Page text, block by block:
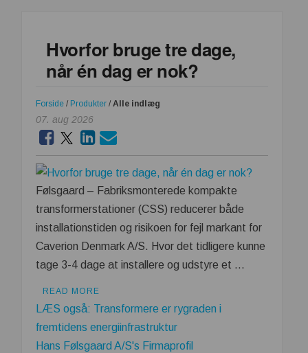
Hvorfor bruge tre dage,
når én dag er nok?
Forside / Produkter / Alle indlæg
07. aug 2026
Følsgaard – Fabriksmonterede kompakte
transformerstationer (CSS) reducerer både
installationstiden og risikoen for fejl markant for
Caverion Denmark A/S. Hvor det tidligere kunne
tage 3-4 dage at installere og udstyre et …
READ MORE
LÆS også: Transformere er rygraden i
fremtidens energiinfrastruktur
Hans Følsgaard A/S's Firmaprofil